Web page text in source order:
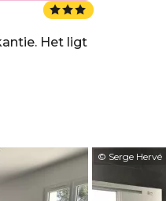
Het ligt
© Serge Hervé